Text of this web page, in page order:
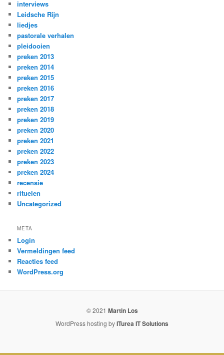
interviews
Leidsche Rijn
liedjes
pastorale verhalen
pleidooien
preken 2013
preken 2014
preken 2015
preken 2016
preken 2017
preken 2018
preken 2019
preken 2020
preken 2021
preken 2022
preken 2023
preken 2024
recensie
rituelen
Uncategorized
META
Login
Vermeldingen feed
Reacties feed
WordPress.org
© 2021 Martin Los
WordPress hosting byITurea IT Solutions